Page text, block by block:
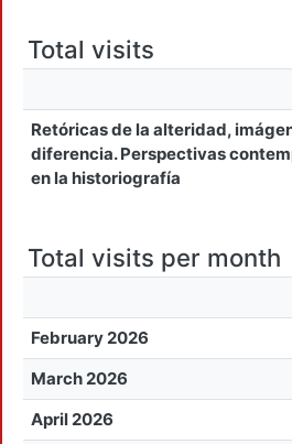
Total visits
Retóricas de la alteridad,
diferencia. Perspectivas
en la historiografía
Total visits per month
February 2026
March 2026
April 2026